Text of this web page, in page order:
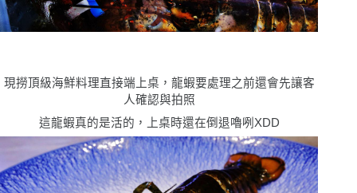
現撈頂級海鮮料理直接端上桌，龍蝦要處理之前還會先讓客
人確認與拍照
這龍蝦真的是活的，上桌時還在倒退嚕咧XDD